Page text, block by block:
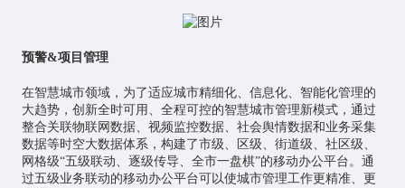
预警&项目管理
在智慧城市领域，为了适应城市精细化、信息化、智能化管理的
大趋势，创新全时可用、全程可控的智慧城市管理新模式，通过
整合关联物联网 数据、视频监控数据、社会舆情数据和业务采集
数据等时空大数据体系，构建了市级、区级、街道级、社区级、
网格级“五级联动、逐级传导、全市一盘棋”的移动办公平台。通
过五级业务联动的移动办公平台可以使城市管理工作更精准、更